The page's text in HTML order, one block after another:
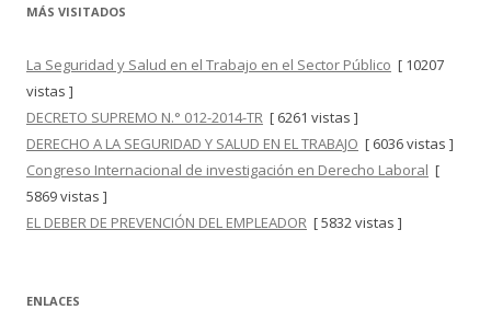
MÁS VISITADOS
La Seguridad y Salud en el Trabajo en el Sector Público [ 10207
vistas ]
DECRETO SUPREMO N.° 012-2014-TR [ 6261 vistas ]
DERECHO A LA SEGURIDAD Y SALUD EN EL TRABAJO [ 6036 vistas ]
Congreso Internacional de investigación en Derecho Laboral [
5869 vistas ]
EL DEBER DE PREVENCIÓN DEL EMPLEADOR [ 5832 vistas ]
ENLACES